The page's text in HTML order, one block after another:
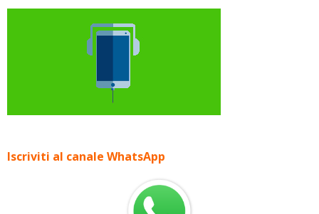
Iscriviti al canale WhatsApp